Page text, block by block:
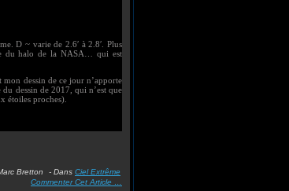
D ~ varie de 2.6′ à 2.8′. Plus
du halo de la NASA… qui est
dessin de ce jour n’apporte
dessin de 2017, qui n’est que
étoiles proches).
Bretton - Dans Ciel Extrême
Commenter Cet Article